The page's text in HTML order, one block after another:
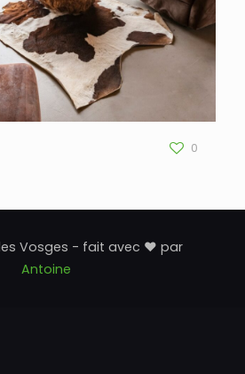
0
Vosges - fait avec ♥ par
Antoine